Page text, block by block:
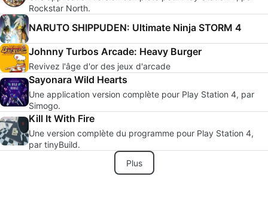
Rockstar North.
NARUTO SHIPPUDEN: Ultimate Ninja STORM 4
Johnny Turbos Arcade: Heavy Burger
Revivez l'âge d'or des jeux d'arcade
Sayonara Wild Hearts
Une application version complète pour Play Station 4, par
Simogo.
Kill It With Fire
Une version complète du programme pour Play Station 4,
par tinyBuild.
Plus